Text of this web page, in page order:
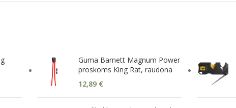
Guma Barnett Magnum Power
proskoms King Rat, raudona
12,89 €